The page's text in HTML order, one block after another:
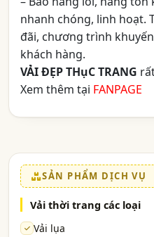
nhanh chóng, linh hoạt.
đãi, chương trình
khách hàng.
VẢI ĐẸP THụC TRANG
Xem thêm tại FANPAGE
SẢN PHẨM DỊCH VỤ
Vải thời trang các loại
Vải lụa